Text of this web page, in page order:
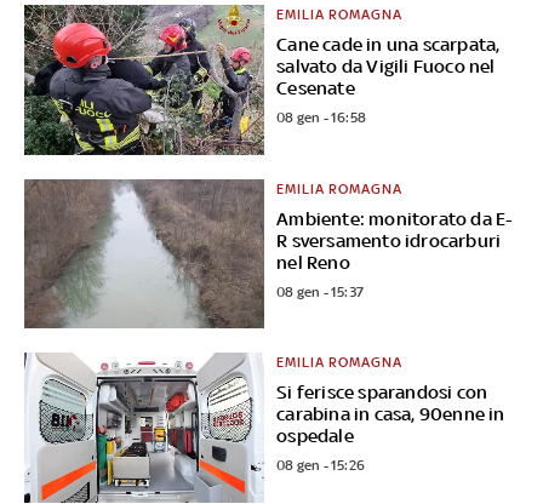
Cane cade in una scarpata,
salvato da Vigili Fuoco nel
Cesenate
EMILIA ROMAGNA
08 gen - 16:58
Ambiente: monitorato da E-
R sversamento idrocarburi
nel Reno
EMILIA ROMAGNA
08 gen - 15:37
Si ferisce sparandosi con
carabina in casa, 90enne in
ospedale
EMILIA ROMAGNA
08 gen - 15:26